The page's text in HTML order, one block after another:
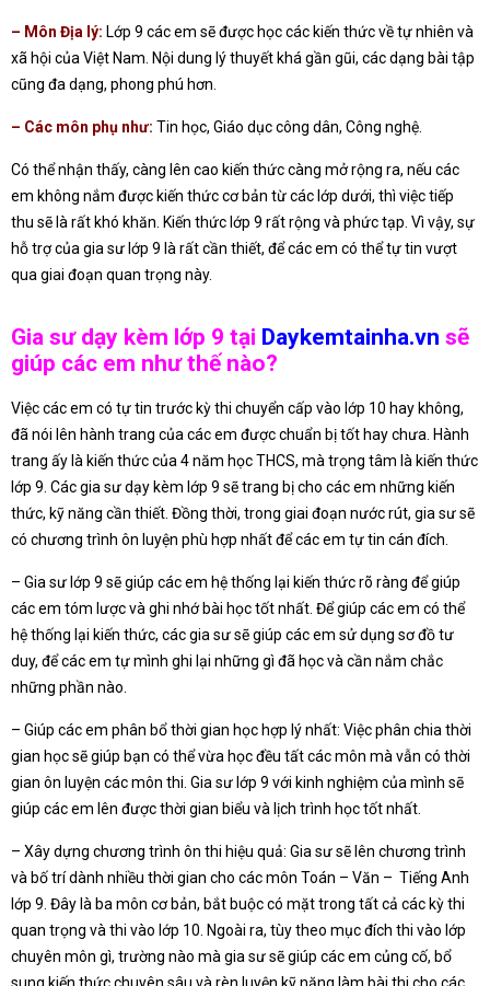
– Môn Địa lý: Lớp 9 các em sẽ được học các kiến thức về tự nhiên và
xã hội của Việt Nam. Nội dung lý thuyết khá gần gũi, các dạng bài tập
cũng đa dạng, phong phú hơn.
– Các môn phụ như: Tin học, Giáo dục công dân, Công nghệ.
Có thể nhận thấy, càng lên cao kiến thức càng mở rộng ra, nếu các
em không nắm được kiến thức cơ bản từ các lớp dưới, thì việc tiếp
thu sẽ là rất khó khăn. Kiến thức lớp 9 rất rộng và phức tạp. Vì vậy, sự
hỗ trợ của gia sư lớp 9 là rất cần thiết, để các em có thể tự tin vượt
qua giai đoạn quan trọng này.
Gia sư dạy kèm lớp 9 tại Daykemtainha.vn sẽ
giúp các em như thế nào?
Việc các em có tự tin trước kỳ thi chuyển cấp vào lớp 10 hay không,
đã nói lên hành trang của các em được chuẩn bị tốt hay chưa. Hành
trang ấy là kiến thức của 4 năm học THCS, mà trọng tâm là kiến thức
lớp 9. Các gia sư dạy kèm lớp 9 sẽ trang bị cho các em những kiến
thức, kỹ năng cần thiết. Đồng thời, trong giai đoạn nước rút, gia sư sẽ
có chương trình ôn luyện phù hợp nhất để các em tự tin cán đích.
– Gia sư lớp 9 sẽ giúp các em hệ thống lại kiến thức rõ ràng để giúp
các em tóm lược và ghi nhớ bài học tốt nhất. Để giúp các em có thể
hệ thống lại kiến thức, các gia sư sẽ giúp các em sử dụng sơ đồ tư
duy, để các em tự mình ghi lại những gì đã học và cần nắm chắc
những phần nào.
– Giúp các em phân bổ thời gian học hợp lý nhất: Việc phân chia thời
gian học sẽ giúp bạn có thể vừa học đều tất các môn mà vẫn có thời
gian ôn luyện các môn thi. Gia sư lớp 9 với kinh nghiệm của mình sẽ
giúp các em lên được thời gian biểu và lịch trình học tốt nhất.
– Xây dựng chương trình ôn thi hiệu quả: Gia sư sẽ lên chương trình
và bố trí dành nhiều thời gian cho các môn Toán – Văn – Tiếng Anh
lớp 9. Đây là ba môn cơ bản, bắt buộc có mặt trong tất cả các kỳ thi
quan trọng và thi vào lớp 10. Ngoài ra, tùy theo mục đích thi vào lớp
chuyên môn gì, trường nào mà gia sư sẽ giúp các em củng cố, bổ